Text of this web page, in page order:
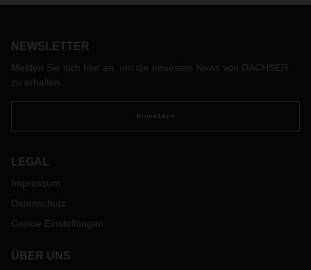
NEWSLETTER
Melden Sie sich hier an, um die neuesten News von DACHSER
zu erhalten.
Anmelden
LEGAL
Impressum
Datenschutz
Cookie Einstellungen
ÜBER UNS